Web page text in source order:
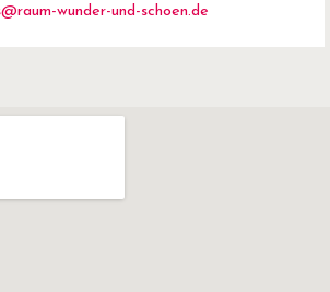
wunder-und-schoen.de